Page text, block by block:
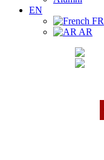
EN
FR
AR